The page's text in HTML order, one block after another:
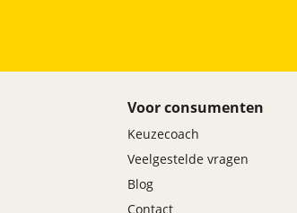
Voor consumenten
Keuzecoach
Veelgestelde vragen
Blog
Contact